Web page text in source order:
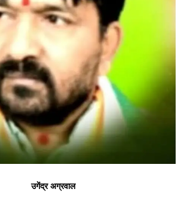
उगेंद्र अग्रवाल